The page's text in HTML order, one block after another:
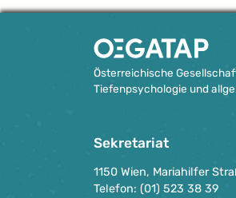
Österreichische
Tiefenpsychologie und
Sekretariat
1150 Wien, Mariahilfer
Telefon: (01) 523 38 39